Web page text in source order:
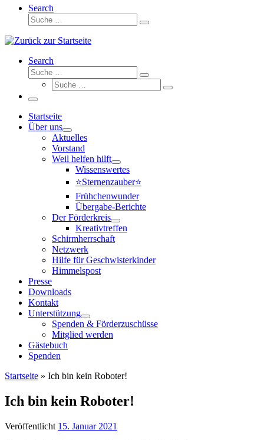
Search
Suche
Suche
Search
Suche
Suche
Suche
Suche
Menü
Startseite
Über uns
Aktuelles
Vorstand
Weil helfen hilft
Wissenswertes
⭐Sternenzauber⭐
Frühchenwunder
Übergabe-Berichte
Der Förderkreis
Kreativtreffen
Schirmherrschaft
Netzwerk
Hilfe für Geschwisterkinder
Himmelspost
Presse
Downloads
Kontakt
Unterstützung
Spenden & Förderzuschüsse
Mitglied werden
Gästebuch
Spenden
Startseite » Ich bin kein Roboter!
Ich bin kein Roboter!
Veröffentlicht 15. Januar 2021